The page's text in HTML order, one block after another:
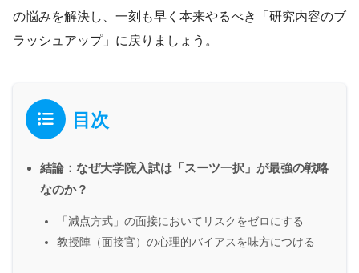
の悩みを解決し、一刻も早く本来やるべき「研究内容のブ
ラッシュアップ」に戻りましょう。
目次
結論：なぜ大学院入試は「スーツ一択」が最強の戦略
なのか？
「減点方式」の面接においてリスクをゼロにする
教授陣（面接官）の心理的バイアスを味方につける